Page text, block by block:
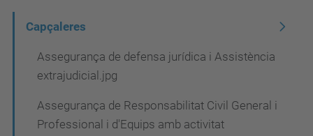
Capçaleres
Assegurança de defensa jurídica i Assistència
extrajudicial.jpg
Assegurança de Responsabilitat Civil General i
Professional i d'Equips amb activitat